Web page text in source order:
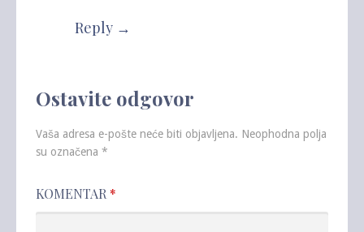
Reply
Ostavite odgovor
Vaša adresa e-pošte neće biti objavljena. Neophodna polja
su označena *
KOMENTAR*